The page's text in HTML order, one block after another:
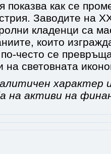
показва как се
Заводите на
кладенци са
които
често се
на световната
характер
на активи на